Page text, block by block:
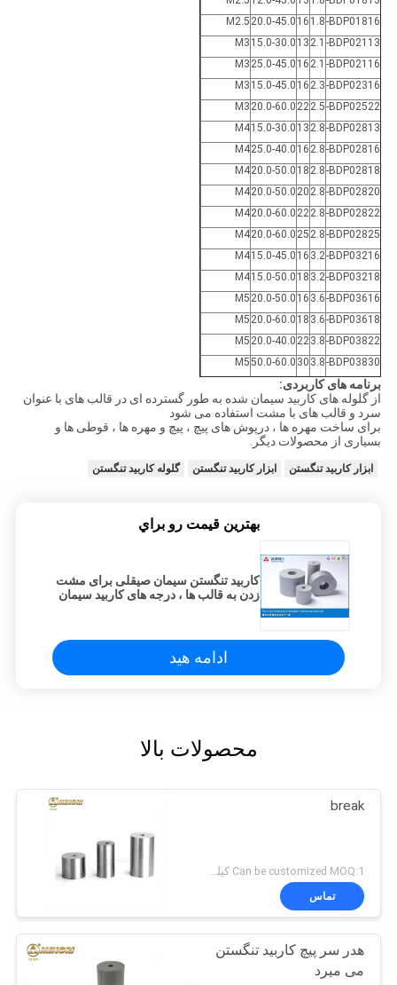
BDP01816-
1.8
16
20.0-45.0
M2.5
BDP02113-
2.1
13
15.0-30.0
M3
BDP02116-
2.1
16
25.0-45.0
M3
BDP02316-
2.3
16
15.0-45.0
M3
BDP02522-
2.5
22
20.0-60.0
M3
BDP02813-
2.8
13
15.0-30.0
M4
BDP02816-
2.8
16
25.0-40.0
M4
BDP02818-
2.8
18
20.0-50.0
M4
BDP02820-
2.8
20
20.0-50.0
M4
BDP02822-
2.8
22
20.0-60.0
M4
BDP02825-
2.8
25
20.0-60.0
M4
BDP03216-
3.2
16
15.0-45.0
M4
BDP03218-
3.2
18
15.0-50.0
M4
BDP03616-
3.6
16
20.0-50.0
M5
BDP03618-
3.6
18
20.0-60.0
M5
BDP03822-
3.8
22
20.0-40.0
M5
BDP03830-
3.8
30
50.0-60.0
M5
برنامه های کاربردی:
از گلوله های کاربید سیمان شده به طور گسترده ای در قالب های با عنوان
سرد و قالب های با مشت استفاده می شود
برای ساخت مهره ها ، درپوش های پیچ ، پیچ و مهره ها ، قوطی ها و
بسیاری از محصولات دیگر.
ابزار کاربید تنگستن ابزار کاربید تنگستن گلوله کاربید تنگستن
بهترين قيمت رو براي
کاربید تنگستن سیمان صیقلی برای مشت
زدن به قالب ها ، درجه های کاربید سیمان
ادامه هید
محصولات بالا
break
تماس
هدر سر پیچ کاربید تنگستن
می میرد